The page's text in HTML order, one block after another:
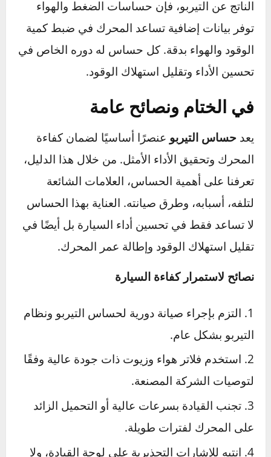
(Manifold) وليس ضغط التيربو. دوره أساسي في
السيارات غير المزودة بالتيربو، حيث يساعد في
تحديد كمية الوقود المطلوبة لتناسب مستوى
الضغط الجوي.
حساس الهواء (MAF Sensor)
يقيس كمية الهواء الداخل إلى المحرك. يختلف عن
حساس التيربو بتركيزه على حجم الهواء بدلاً من
ضغطه. يعمل جنبًا إلى جنب مع حساس التيربو في
السيارات المزودة بشاحن توربيني لتقديم بيانات
دقيقة لوحدة التحكم.
الخلاصة
الناتج عن التيربو، فإن حساسات الضغط والهواء
الوقود والهواء بدقة. كل حساس له دوره الخاص في
تحسين الأداء وتقليل استهلاك الوقود.
في الختام ونصائح عامة